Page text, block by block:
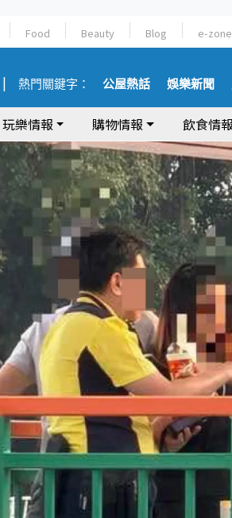
Food Beauty Blog e-zone
熱門關鍵字： 公屋熱話 娛樂新聞
玩樂情報 購物情報 飲食情報